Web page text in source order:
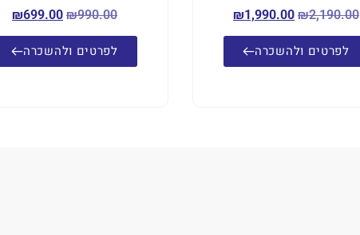
₪2,190.00
₪1,990.00
לפרטים ולהשכרה
₪990.00
₪699.00
לפרטים ולהשכרה